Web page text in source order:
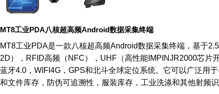
MT8工业PDA八核超高频Android数据采集终端
MT8工业PDA是一款八核超高频Android数据采集终端，基于
2D），RFID高频（NFC），UHF（高性能IMPINJR2000芯片
蓝牙4.0，WIFI4G，GPS和北斗全球定位系统。它可以广泛用
和文件库存，防伪可追溯性，服装库存，工业洗涤和其他射频